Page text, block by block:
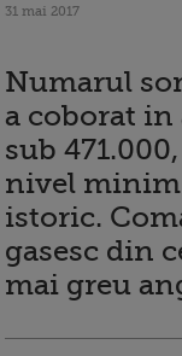
31 mai 2017
Numarul
a coborat
sub
nivel minim
istoric.
gasesc din
mai greu